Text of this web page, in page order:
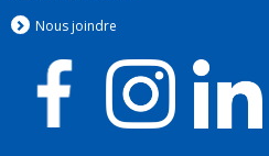
Nous joindre